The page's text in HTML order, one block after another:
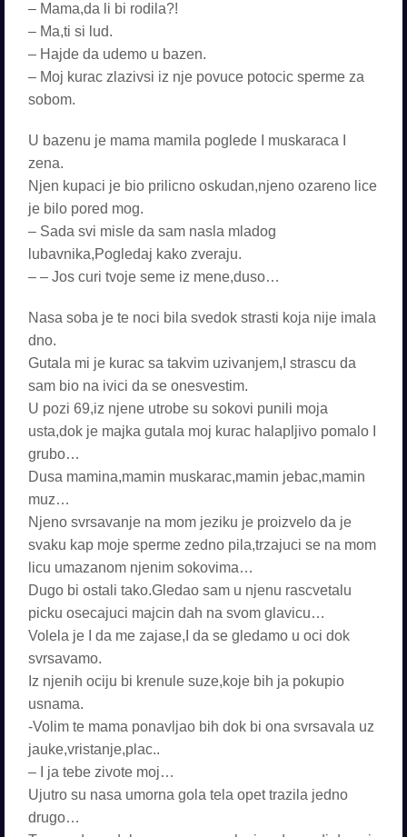
– Mama,da li bi rodila?!
– Ma,ti si lud.
– Hajde da udemo u bazen.
– Moj kurac zlazivsi iz nje povuce potocic sperme za
sobom.
U bazenu je mama mamila poglede I muskaraca I
zena.
Njen kupaci je bio prilicno oskudan,njeno ozareno lice
je bilo pored mog.
– Sada svi misle da sam nasla mladog
lubavnika,Pogledaj kako zveraju.
– – Jos curi tvoje seme iz mene,duso…
Nasa soba je te noci bila svedok strasti koja nije imala
dno.
Gutala mi je kurac sa takvim uzivanjem,I strascu da
sam bio na ivici da se onesvestim.
U pozi 69,iz njene utrobe su sokovi punili moja
usta,dok je majka gutala moj kurac halapljivo pomalo I
grubo…
Dusa mamina,mamin muskarac,mamin jebac,mamin
muz…
Njeno svrsavanje na mom jeziku je proizvelo da je
svaku kap moje sperme zedno pila,trzajuci se na mom
licu umazanom njenim sokovima…
Dugo bi ostali tako.Gledao sam u njenu rascvetalu
picku osecajuci majcin dah na svom glavicu…
Volela je I da me zajase,I da se gledamo u oci dok
svrsavamo.
Iz njenih ociju bi krenule suze,koje bih ja pokupio
usnama.
-Volim te mama ponavljao bih dok bi ona svrsavala uz
jauke,vristanje,plac..
– I ja tebe zivote moj…
Ujutro su nasa umorna gola tela opet trazila jedno
drugo…